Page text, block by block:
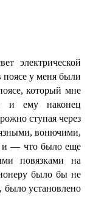
электрической
у меня были
который мне
и ему наконец
ступая через
вонючими,
и — что было еще
повязками на
было бы не
было установлено